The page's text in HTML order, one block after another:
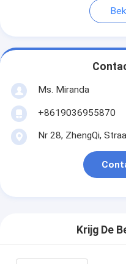
Ms. Miranda
+8619036955870
Nr 28, ZhengQi,
Krijg De